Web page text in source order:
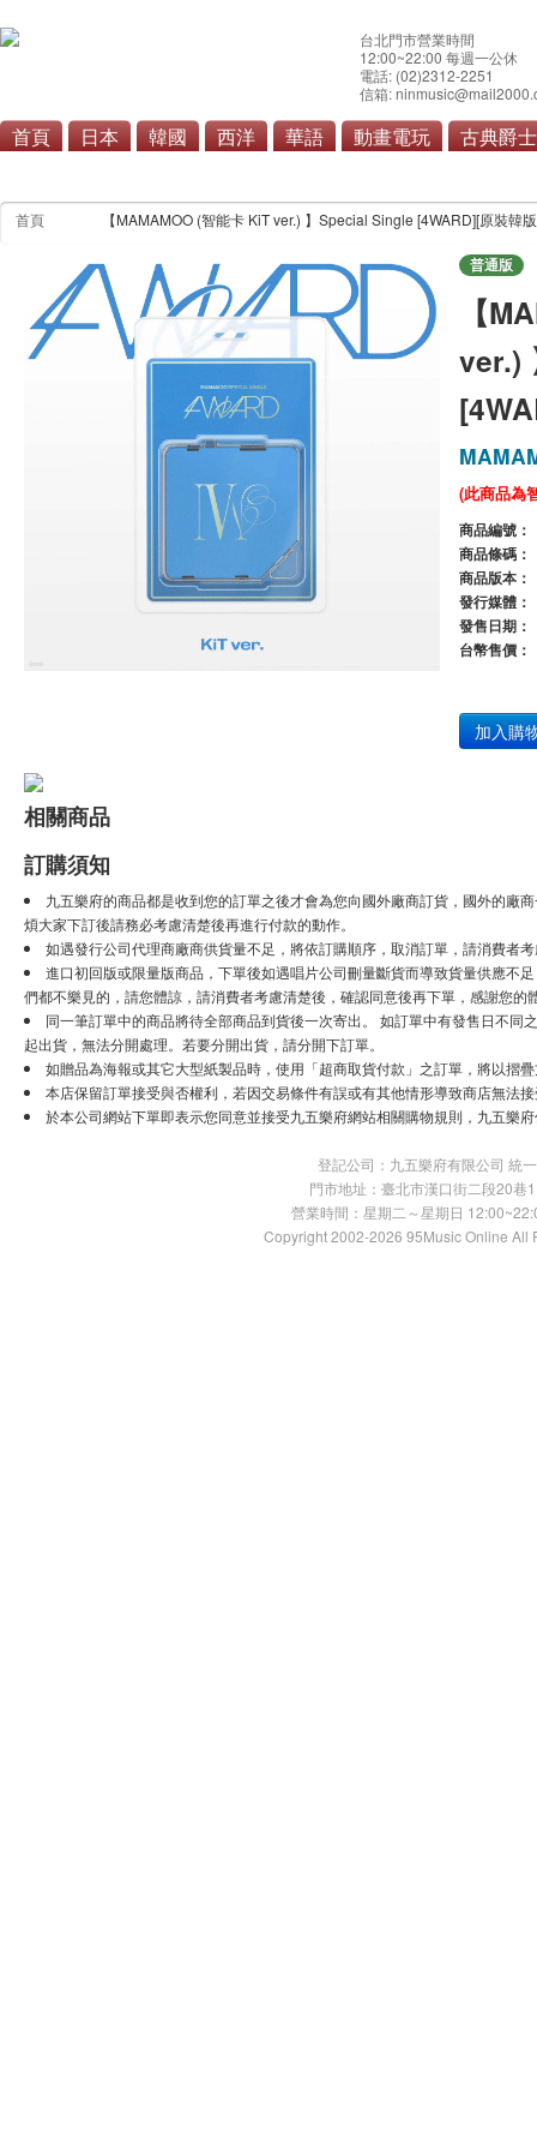
台北門市營業時間
12:00~22:00 每週一公休
電話: (02)2312-2251
信箱:
首頁 日本 韓國 西洋 華語 動畫電玩 古典爵士
首頁 【MAMAMOO (智能卡 KiT ver.) 】Special Single [4WARD][原裝韓
普通版
【
ver.)
(此商品為
商品編號：
商品條碼：
商品版本：
發行媒體：
發售日期：
台幣售價：
加入購
相關商品
訂購須知
九五樂府的商品都是收到您的訂單之後才會為您向國外廠商訂貨，國外的廠
煩大家下訂後請務必考慮清楚後再進行付款的動作。
如遇發行公司代理商廠商供貨量不足，將依訂購順序，取消訂單，請消費者
進口初回版或限量版商品，下單後如遇唱片公司刪量斷貨而導致貨量供應不
們都不樂見的，請您體諒，請消費者考慮清楚後，確認同意後再下單，感謝您的
同一筆訂單中的商品將待全部商品到貨後一次寄出。 如訂單中有發售日不同
起出貨，無法分開處理。若要分開出貨，請分開下訂單。
如贈品為海報或其它大型紙製品時，使用「超商取貨付款」之訂單，將以摺
本店保留訂單接受與否權利，若因交易條件有誤或有其他情形導致商店無法
於本公司網站下單即表示您同意並接受九五樂府網站相關購物規則，九五樂
登記公司：九五樂府有限公司 統
門市地址：臺北市漢口街二段20
營業時間：星期二～星期日
Copyright 2002-2026 95Music Online All